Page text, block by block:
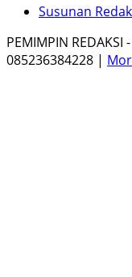
Susunan
PEMIMPIN
085236384228 |